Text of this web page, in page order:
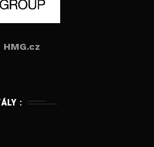
HMG.cz
: